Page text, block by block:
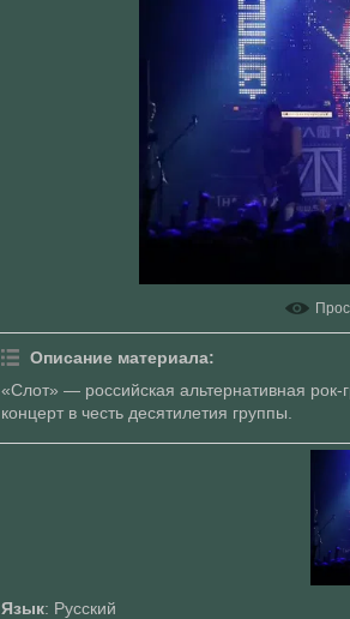
Описание материала:
«Слот» — российская альтернативная
концерт в честь десятилетия группы.
Язык: Русский